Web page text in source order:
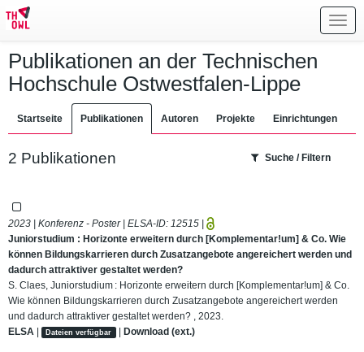
Publikationen an der Technischen
Hochschule Ostwestfalen-Lippe
Startseite Publikationen Autoren Projekte Einrichtungen
2 Publikationen Suche / Filtern
2023 | Konferenz - Poster | ELSA-ID: 12515 |
Juniorstudium : Horizonte erweitern durch [Komplementar!um] & Co. Wie
können Bildungskarrieren durch Zusatzangebote angereichert werden und
dadurch attraktiver gestaltet werden?
S. Claes, Juniorstudium : Horizonte erweitern durch [Komplementar!um] & Co.
Wie können Bildungskarrieren durch Zusatzangebote angereichert werden
und dadurch attraktiver gestaltet werden? , 2023.
ELSA | Dateien verfügbar | Download (ext.)